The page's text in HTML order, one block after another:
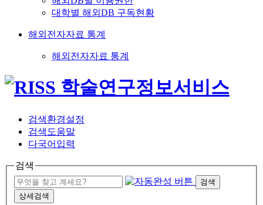
대학별 해외DB 구독현황
해외전자자료 통계
해외전자자료 통계
검색환경설정
검색도움말
다국어입력
검색
검색
상세검색